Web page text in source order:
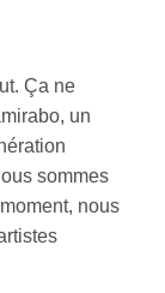
Ça ne
un
sommes
nous